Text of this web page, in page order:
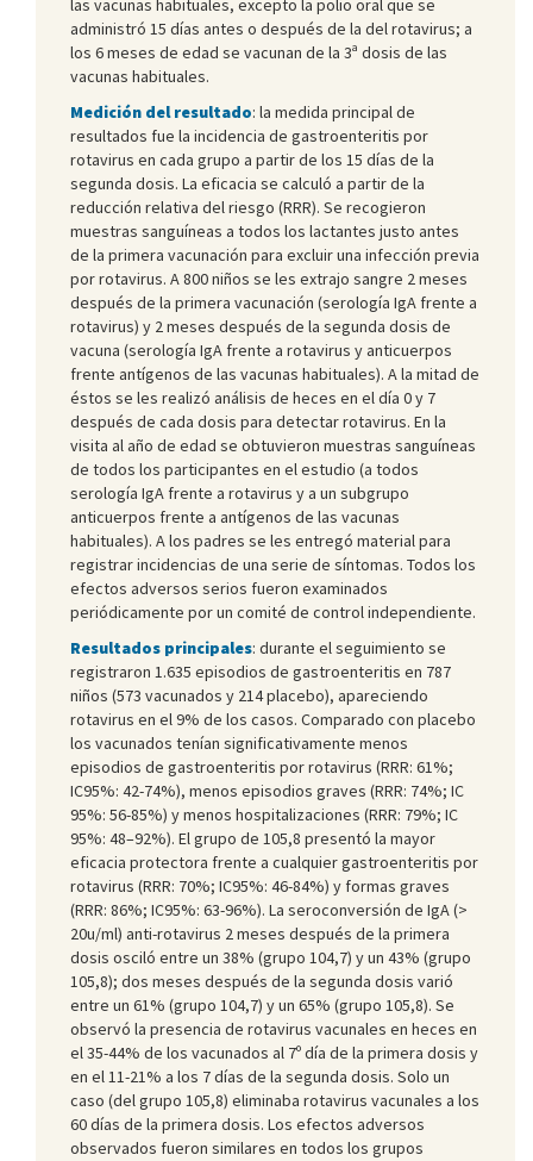
administró 15 días antes o después de la del rotavirus; a
los 6 meses de edad se vacunan de la 3ª dosis de las
vacunas habituales.
Medición del resultado: la medida principal de
resultados fue la incidencia de gastroenteritis por
rotavirus en cada grupo a partir de los 15 días de la
segunda dosis. La eficacia se calculó a partir de la
reducción relativa del riesgo (RRR). Se recogieron
muestras sanguíneas a todos los lactantes justo antes
de la primera vacunación para excluir una infección previa
por rotavirus. A 800 niños se les extrajo sangre 2 meses
después de la primera vacunación (serología IgA frente a
rotavirus) y 2 meses después de la segunda dosis de
vacuna (serología IgA frente a rotavirus y anticuerpos
frente antígenos de las vacunas habituales). A la mitad de
éstos se les realizó análisis de heces en el día 0 y 7
después de cada dosis para detectar rotavirus. En la
visita al año de edad se obtuvieron muestras sanguíneas
de todos los participantes en el estudio (a todos
serología IgA frente a rotavirus y a un subgrupo
anticuerpos frente a antígenos de las vacunas
habituales). A los padres se les entregó material para
registrar incidencias de una serie de síntomas. Todos los
efectos adversos serios fueron examinados
periódicamente por un comité de control independiente.
Resultados principales: durante el seguimiento se
registraron 1.635 episodios de gastroenteritis en 787
niños (573 vacunados y 214 placebo), apareciendo
rotavirus en el 9% de los casos. Comparado con placebo
los vacunados tenían significativamente menos
episodios de gastroenteritis por rotavirus (RRR: 61%;
IC95%: 42-74%), menos episodios graves (RRR: 74%; IC
95%: 56-85%) y menos hospitalizaciones (RRR: 79%; IC
95%: 48–92%). El grupo de 105,8 presentó la mayor
eficacia protectora frente a cualquier gastroenteritis por
rotavirus (RRR: 70%; IC95%: 46-84%) y formas graves
(RRR: 86%; IC95%: 63-96%). La seroconversión de IgA (>
20u/ml) anti-rotavirus 2 meses después de la primera
dosis osciló entre un 38% (grupo 104,7) y un 43% (grupo
105,8); dos meses después de la segunda dosis varió
entre un 61% (grupo 104,7) y un 65% (grupo 105,8). Se
observó la presencia de rotavirus vacunales en heces en
el 35-44% de los vacunados al 7º día de la primera dosis y
en el 11-21% a los 7 días de la segunda dosis. Solo un
caso (del grupo 105,8) eliminaba rotavirus vacunales a los
60 días de la primera dosis. Los efectos adversos
observados fueron similares en todos los grupos